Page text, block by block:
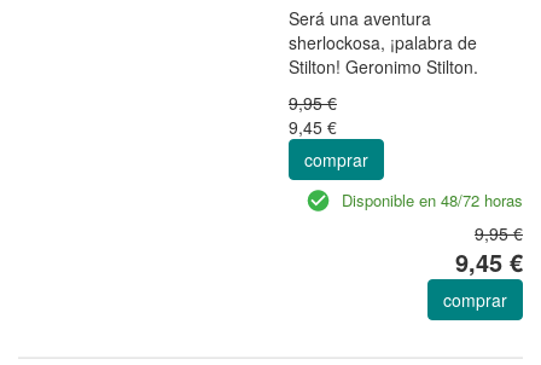
Será una aventura
sherlockosa, ¡palabra de
Stilton! Geronimo Stilton.
9,95 €
9,45 €
comprar
Disponible en 48/72 horas
9,95 €
9,45 €
comprar